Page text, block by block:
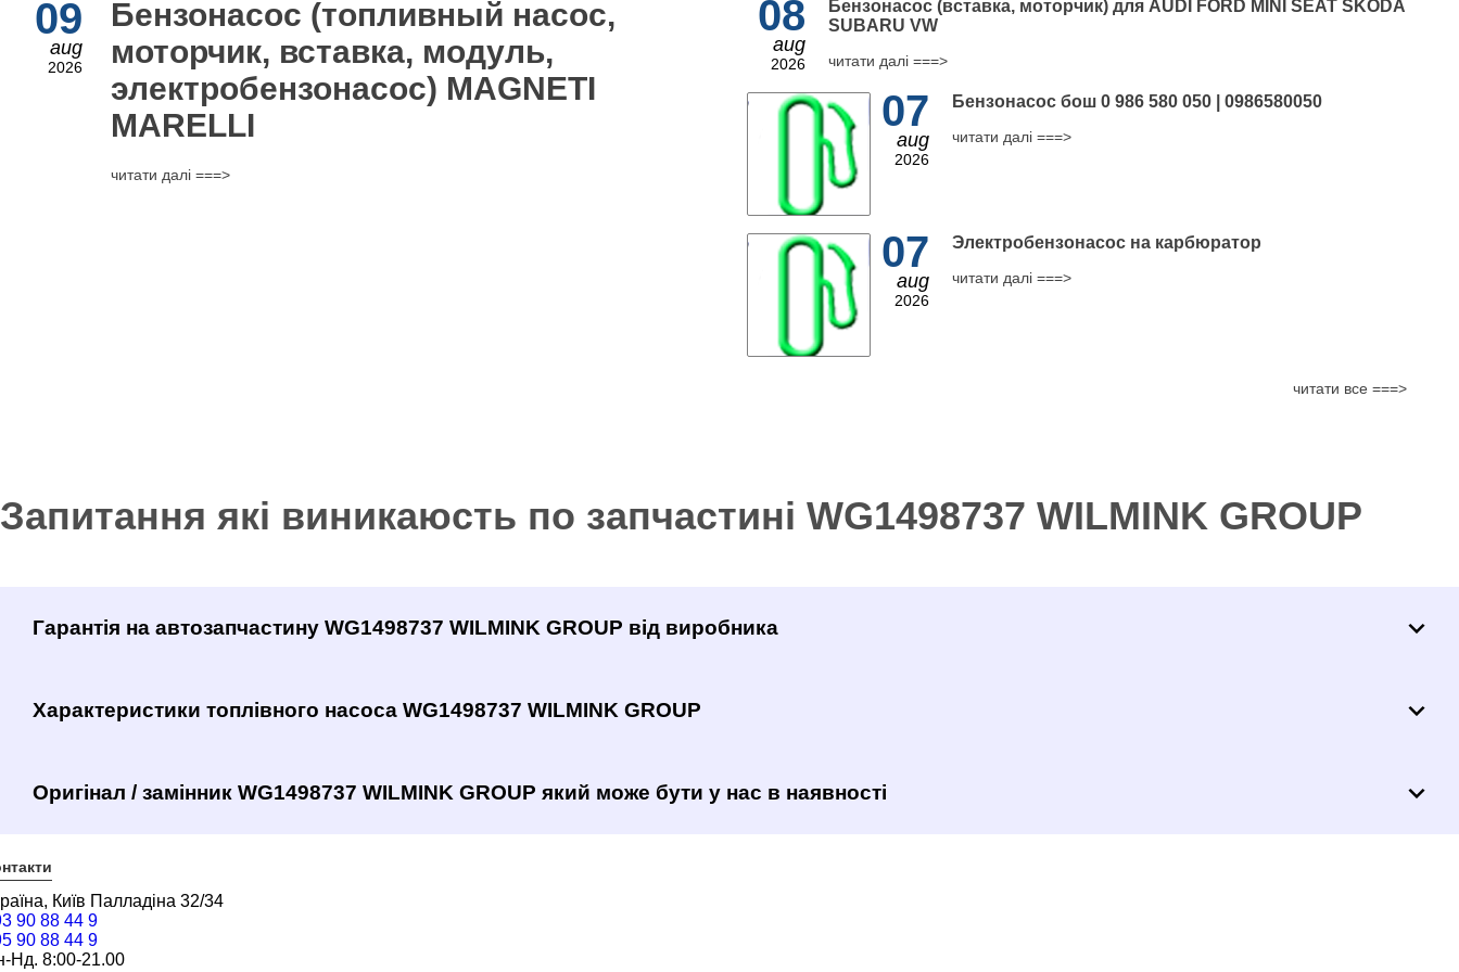
09
aug
2026
Бензонасос (топливный насос,
моторчик, вставка, модуль,
электробензонасос) MAGNETI
MARELLI
читати далі ===>
08
aug
2026
Бензонасос (вставка, моторчик) для AUDI FORD MINI SEAT SKODA
SUBARU VW
читати далі ===>
07
aug
2026
Бензонасос бош 0 986 580 050 | 0986580050
читати далі ===>
07
aug
2026
Электробензонасос на карбюратор
читати далі ===>
читати все ===>
Запитання які виникаюсть по запчастині WG1498737 WILMINK GROUP
Гарантія на автозапчастину WG1498737 WILMINK GROUP від виробника
Характеристики топлівного насоса WG1498737 WILMINK GROUP
Оригінал / замінник WG1498737 WILMINK GROUP який може бути у нас в наявності
Київ Палладіна 32/34
90 88 44 9
90 88 44 9
Нд. 8:00-21.00